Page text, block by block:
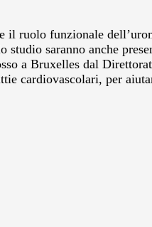
ruolo funzionale
saranno anche
a Bruxelles dal
cardiovascolari, per